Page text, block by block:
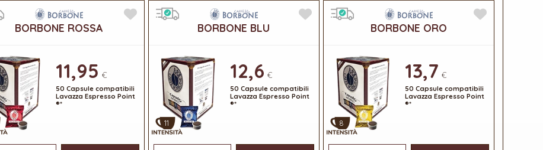
BORBONE ROSSA
11,95 €
50 Capsule compatibili
Lavazza Espresso Point
®*
BORBONE BLU
11
12,6 €
50 Capsule compatibili
Lavazza Espresso Point
®*
BORBONE ORO
8
13,7 €
50 Capsule compatibili
Lavazza Espresso Point
®*